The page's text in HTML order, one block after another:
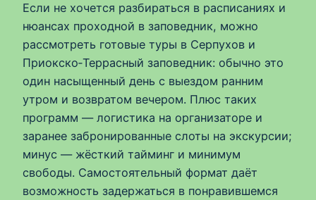
Если не хочется разбираться в расписаниях и
нюансах проходной в заповедник, можно
рассмотреть готовые туры в Серпухов и
Приокско‑Террасный заповедник: обычно это
один насыщенный день с выездом ранним
утром и возвратом вечером. Плюс таких
программ — логистика на организаторе и
заранее забронированные слоты на экскурсии;
минус — жёсткий тайминг и минимум
свободы. Самостоятельный формат даёт
возможность задержаться в понравившемся